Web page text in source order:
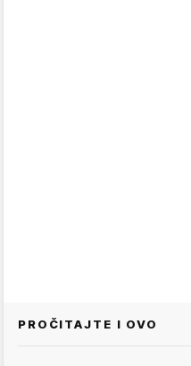
PROČITAJTE I OVO